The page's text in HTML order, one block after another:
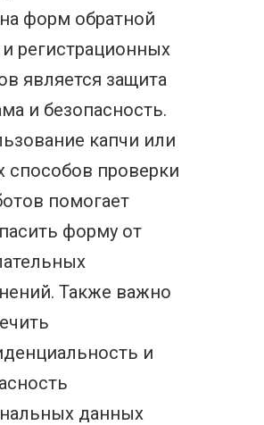
форм обратной
регистрационных
является защита
и безопасность.
капчи или
способов проверки
помогает
форму от
Также важно
и
данных